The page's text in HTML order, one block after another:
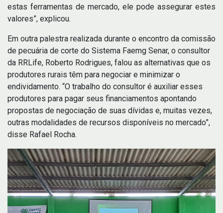
estas ferramentas de mercado, ele pode assegurar estes
valores”, explicou.
Em outra palestra realizada durante o encontro da comissão
de pecuária de corte do Sistema Faemg Senar, o consultor
da RRLife, Roberto Rodrigues, falou as alternativas que os
produtores rurais têm para negociar e minimizar o
endividamento. “O trabalho do consultor é auxiliar esses
produtores para pagar seus financiamentos apontando
propostas de negociação de suas dívidas e, muitas vezes,
outras modalidades de recursos disponíveis no mercado”,
disse Rafael Rocha.